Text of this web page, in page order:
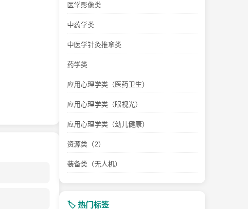
医学影像类
中药学类
中医学针灸推拿类
药学类
应用心理学类（医药卫生）
应用心理学类（眼视光）
应用心理学类（幼儿健康）
资源类（2）
装备类（无人机）
🏷️ 热门标签